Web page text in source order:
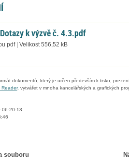
k výzvě č. 4.3.pdf
pdf | Velikost 556,52 kB
dokumentů, který je určen především k tisku,
, vytvářet v mnoha kancelářských a grafických
06:20:13
souboru